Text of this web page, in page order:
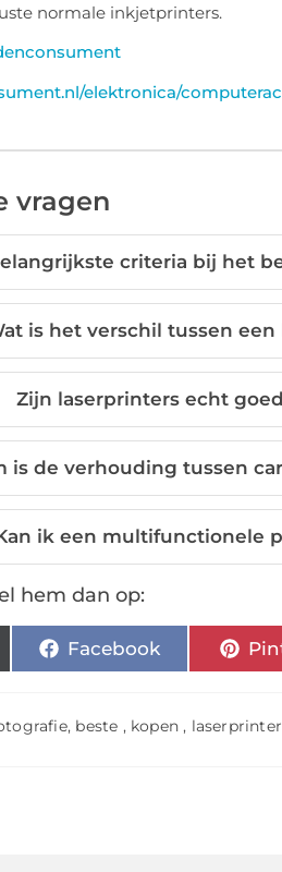
normale inkjetprinters.
elektronica/
vragen
criteria bij het
is het verschil tussen
Zijn laserprinters echt
is de verhouding tussen
ik een multifunctionele
hem dan op:
Facebook
, beste , kopen, laserprinter